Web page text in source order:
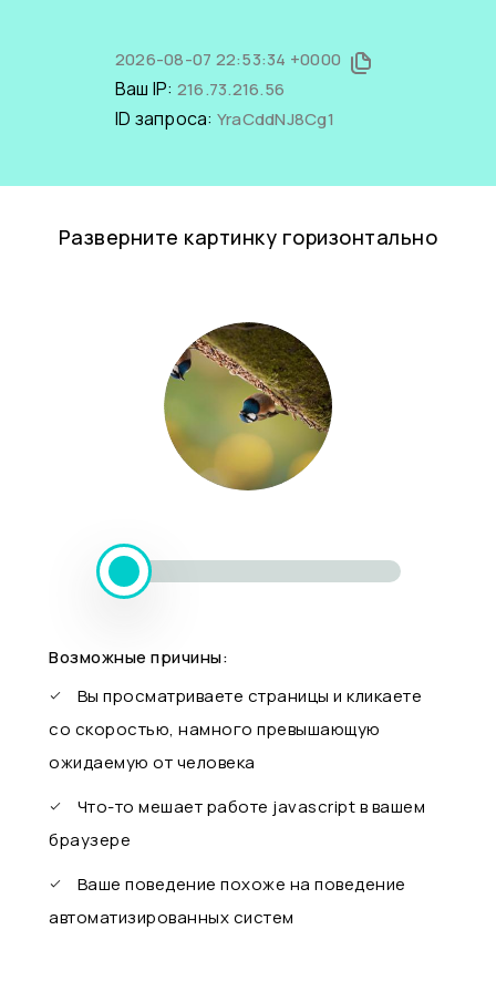
2026-08-07 22:53:34 +0000
Ваш IP: 216.73.216.56
ID запроса: YraCddNJ8Cg1
Разверните картинку горизонтально
Возможные причины:
Вы просматриваете страницы и кликаете
со скоростью, намного превышающую
ожидаемую от человека
Что-то мешает работе javascript в вашем
браузере
Ваше поведение похоже на поведение
автоматизированных систем